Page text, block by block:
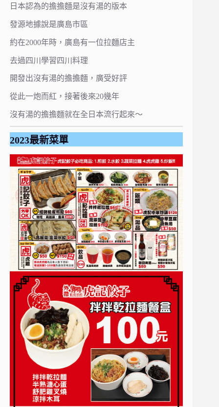
日本認為的擔擔麵是沒有湯的版本
發源地據說是廣島市區
約在2000年時，廣島有一位拉麵店主
去過四川學習四川料理
開發出沒有湯的擔擔麵，廣受好評
從此一炮而紅，接著後來20幾年
沒有湯的擔擔麵就在全日本流行起來～
2023最新菜單